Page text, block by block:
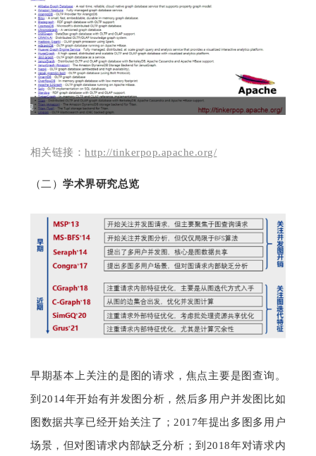
相关链接：http://tinkerpop.apache.org/
（二）学术界研究总览
早期基本上关注的是图的请求，焦点主要是图查询。
到2014年开始有并发图分析，然后多用户并发图比如
图数据共享已经开始关注了；2017年提出多图多用户
场景，但对图请求内部缺乏分析；到2018年对请求内